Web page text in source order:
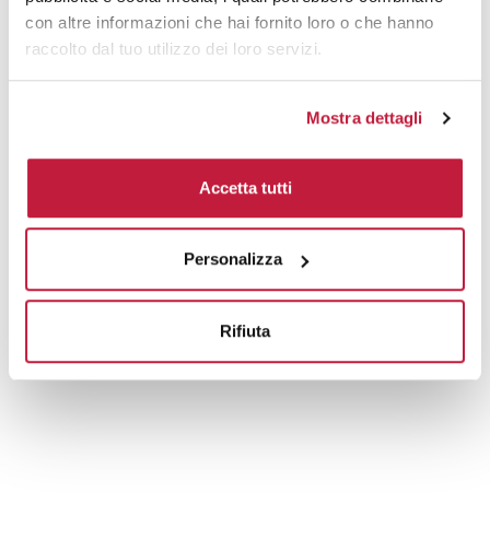
con altre informazioni che hai fornito loro o che hanno
raccolto dal tuo utilizzo dei loro servizi.
Mostra dettagli
Accetta tutti
Personalizza
Rifiuta